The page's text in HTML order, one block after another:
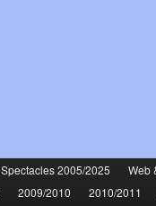
Spectacles 2005/2025 Web
2009/2010 2010/2011